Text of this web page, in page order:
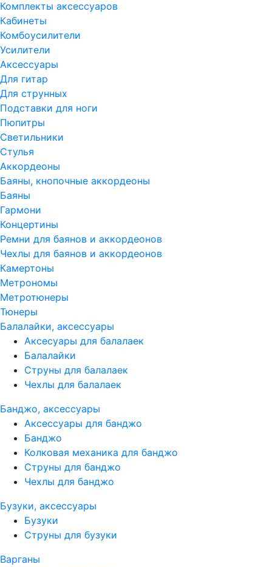
Комплекты аксессуаров
Кабинеты
Комбоусилители
Усилители
Аксессуары
Для гитар
Для струнных
Подставки для ноги
Пюпитры
Светильники
Стулья
Аккордеоны
Баяны, кнопочные аккордеоны
Баяны
Гармони
Концертины
Ремни для баянов и аккордеонов
Чехлы для баянов и аккордеонов
Камертоны
Метрономы
Метротюнеры
Тюнеры
Балалайки, аксессуары
Аксесуары для балалаек
Балалайки
Струны для балалаек
Чехлы для балалаек
Банджо, аксессуары
Аксессуары для банджо
Банджо
Колковая механика для банджо
Струны для банджо
Чехлы для банджо
Бузуки, аксессуары
Бузуки
Струны для бузуки
Варганы